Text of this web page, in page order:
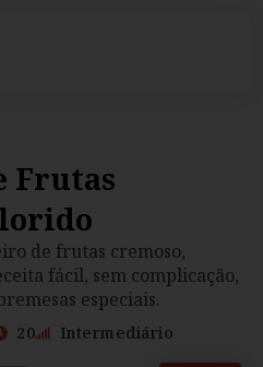
Frutas
de frutas cremoso,
fácil, sem complicação,
especiais.
20
Intermediário